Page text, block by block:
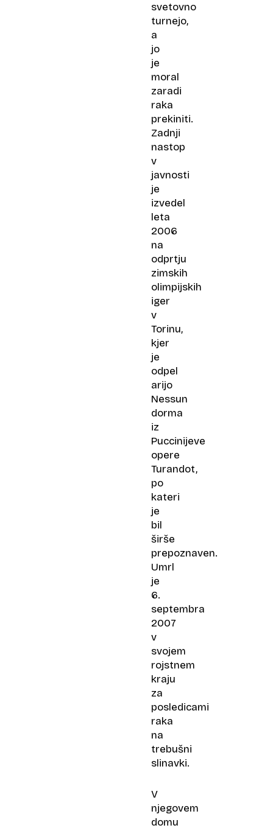
svetovno
turnejo,
a
jo
je
moral
zaradi
raka
prekiniti.
Zadnji
nastop
v
javnosti
je
izvedel
leta
2006
na
odprtju
zimskih
olimpijskih
iger
v
Torinu,
kjer
je
odpel
arijo
Nessun
dorma
iz
Puccinijeve
opere
Turandot,
po
kateri
je
bil
širše
prepoznaven.
Umrl
je
6.
septembra
2007
v
svojem
rojstnem
kraju
za
posledicami
raka
na
trebušni
slinavki.
V
njegovem
domu